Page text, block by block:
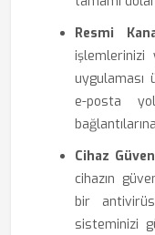
Resmi
işlemlerinizi
uygulaması
e-posta
Cihaz
cihazın
bir
sisteminizi